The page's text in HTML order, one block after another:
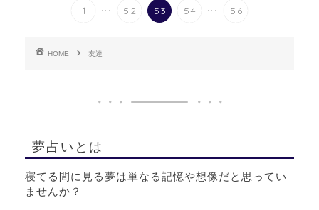
1 ... 52 53 54 ... 56
HOME 友達
夢占いとは
寝てる間に見る夢は単なる記憶や想像だと思ってい
ませんか？